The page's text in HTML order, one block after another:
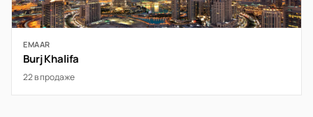
EMAAR
Burj Khalifa
22 в продаже